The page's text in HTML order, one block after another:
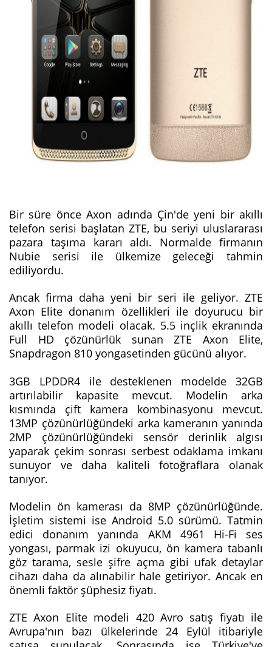
Bir süre önce Axon adında Çin'de yeni bir akıllı
telefon serisi başlatan ZTE, bu seriyi uluslararası
pazara taşıma kararı aldı. Normalde firmanın
Nubie serisi ile ülkemize geleceği tahmin
ediliyordu.
Ancak firma daha yeni bir seri ile geliyor. ZTE
Axon Elite donanım özellikleri ile doyurucu bir
akıllı telefon modeli olacak. 5.5 inçlik ekranında
Full HD çözünürlük sunan ZTE Axon Elite,
Snapdragon 810 yongasetinden gücünü alıyor.
3GB LPDDR4 ile desteklenen modelde 32GB
artırılabilir kapasite mevcut. Modelin arka
kısmında çift kamera kombinasyonu mevcut.
13MP çözünürlüğündeki arka kameranın yanında
2MP çözünürlüğündeki sensör derinlik algısı
yaparak çekim sonrası serbest odaklama imkanı
sunuyor ve daha kaliteli fotoğraflara olanak
tanıyor.
Modelin ön kamerası da 8MP çözünürlüğünde.
İşletim sistemi ise Android 5.0 sürümü. Tatmin
edici donanım yanında AKM 4961 Hi-Fi ses
yongası, parmak izi okuyucu, ön kamera tabanlı
göz tarama, sesle şifre açma gibi ufak detaylar
cihazı daha da alınabilir hale getiriyor. Ancak en
önemli faktör şüphesiz fiyatı.
ZTE Axon Elite modeli 420 Avro satış fiyatı ile
Avrupa'nın bazı ülkelerinde 24 Eylül itibariyle